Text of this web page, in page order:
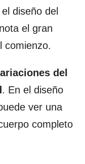
diseño del
el gran
comienzo.
del
. En el diseño
ver una
completo